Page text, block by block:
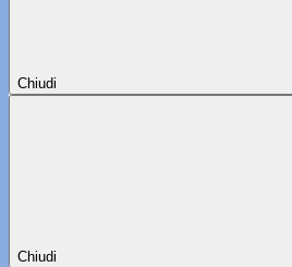
Chiudi
Chiudi